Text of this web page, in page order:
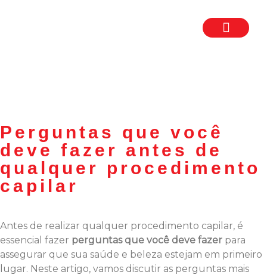
Perguntas que você
deve fazer antes de
qualquer procedimento
capilar
Antes de realizar qualquer procedimento capilar, é
essencial fazer perguntas que você deve fazer para
assegurar que sua saúde e beleza estejam em primeiro
lugar. Neste artigo, vamos discutir as perguntas mais